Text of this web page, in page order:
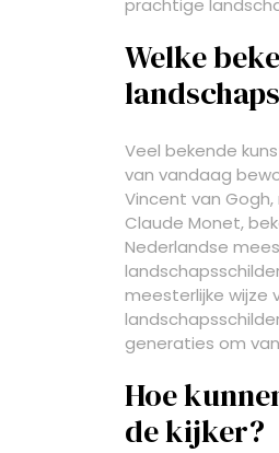
prachtige
Welke
Veel bekende
van vandaag
Vincent van
Claude Monet,
Nederlandse
meesterlijke wijze
generaties om
Hoe
de kijker?